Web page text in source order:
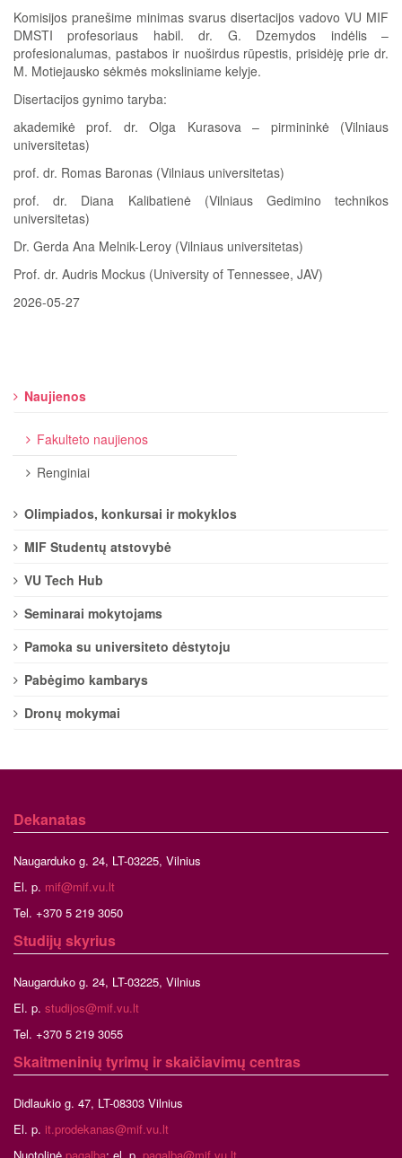
Komisijos pranešime minimas svarus disertacijos vadovo VU MIF
DMSTI profesoriaus habil. dr. G. Dzemydos indėlis –
profesionalumas, pastabos ir nuoširdus rūpestis, prisidėję prie dr.
M. Motiejausko sėkmės moksliniame kelyje.
Disertacijos gynimo taryba:
akademikė prof. dr. Olga Kurasova – pirmininkė (Vilniaus
universitetas)
prof. dr. Romas Baronas (Vilniaus universitetas)
prof. dr. Diana Kalibatienė (Vilniaus Gedimino technikos
universitetas)
Dr. Gerda Ana Melnik-Leroy (Vilniaus universitetas)
Prof. dr. Audris Mockus (University of Tennessee, JAV)
2026-05-27
Naujienos
Fakulteto naujienos
Renginiai
Olimpiados, konkursai ir mokyklos
MIF Studentų atstovybė
VU Tech Hub
Seminarai mokytojams
Pamoka su universiteto dėstytoju
Pabėgimo kambarys
Dronų mokymai
Dekanatas
Naugarduko g. 24, LT-03225, Vilnius
El. p. mif@mif.vu.lt
Tel. +370 5 219 3050
Studijų skyrius
Naugarduko g. 24, LT-03225, Vilnius
El. p. studijos@mif.vu.lt
Tel. +370 5 219 3055
Skaitmeninių tyrimų ir skaičiavimų centras
Didlaukio g. 47, LT-08303 Vilnius
El. p. it.prodekanas@mif.vu.lt